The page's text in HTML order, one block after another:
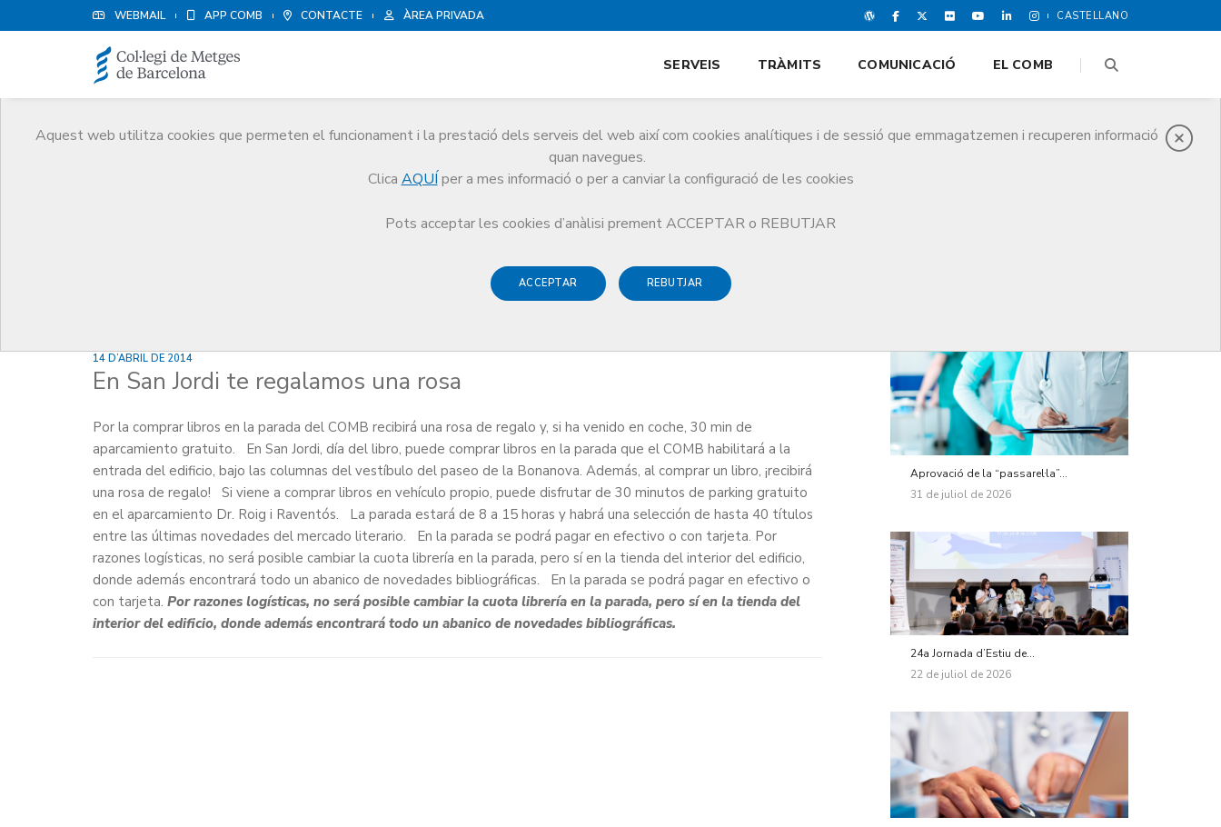
WEBMAIL APP COMB CONTACTE ÀREA PRIVADA CASTELLANO
Aquest web utilitza cookies que permeten el funcionament i la prestació dels serveis del web així com cookies analítiques i de sessió que emmagatzemen i recuperen informació
quan navegues.
Clica AQUÍ per a mes informació o per a canviar la configuració de les cookies
Pots acceptar les cookies d’anàlisi prement ACCEPTAR o REBUTJAR
ACCEPTAR REBUTJAR
SERVEIS TRÀMITS COMUNICACIÓ EL COMB
En San Jordi te regalamos una rosa
14 D’ABRIL DE 2014
En San Jordi te regalamos una rosa
Por la comprar libros en la parada del COMB recibirá una rosa de regalo y, si ha venido en coche, 30 min de
aparcamiento gratuito. En San Jordi, día del libro, puede comprar libros en la parada que el COMB habilitará a la
entrada del edificio, bajo las columnas del vestíbulo del paseo de la Bonanova. Además, al comprar un libro, ¡recibirá
una rosa de regalo! Si viene a comprar libros en vehículo propio, puede disfrutar de 30 minutos de parking gratuito
en el aparcamiento Dr. Roig i Raventós. La parada estará de 8 a 15 horas y habrá una selección de hasta 40 títulos
entre las últimas novedades del mercado literario. En la parada se podrá pagar en efectivo o con tarjeta. Por
razones logísticas, no será posible cambiar la cuota librería en la parada, pero sí en la tienda del interior del edificio,
donde además encontrará todo un abanico de novedades bibliográficas. En la parada se podrá pagar en efectivo o
con tarjeta. Por razones logísticas, no será posible cambiar la cuota librería en la parada, pero sí en la tienda del
interior del edificio, donde además encontrará todo un abanico de novedades bibliográficas.
Aprovació de la “passarel·la”...
31 de juliol de 2026
24a Jornada d’Estiu de...
22 de juliol de 2026